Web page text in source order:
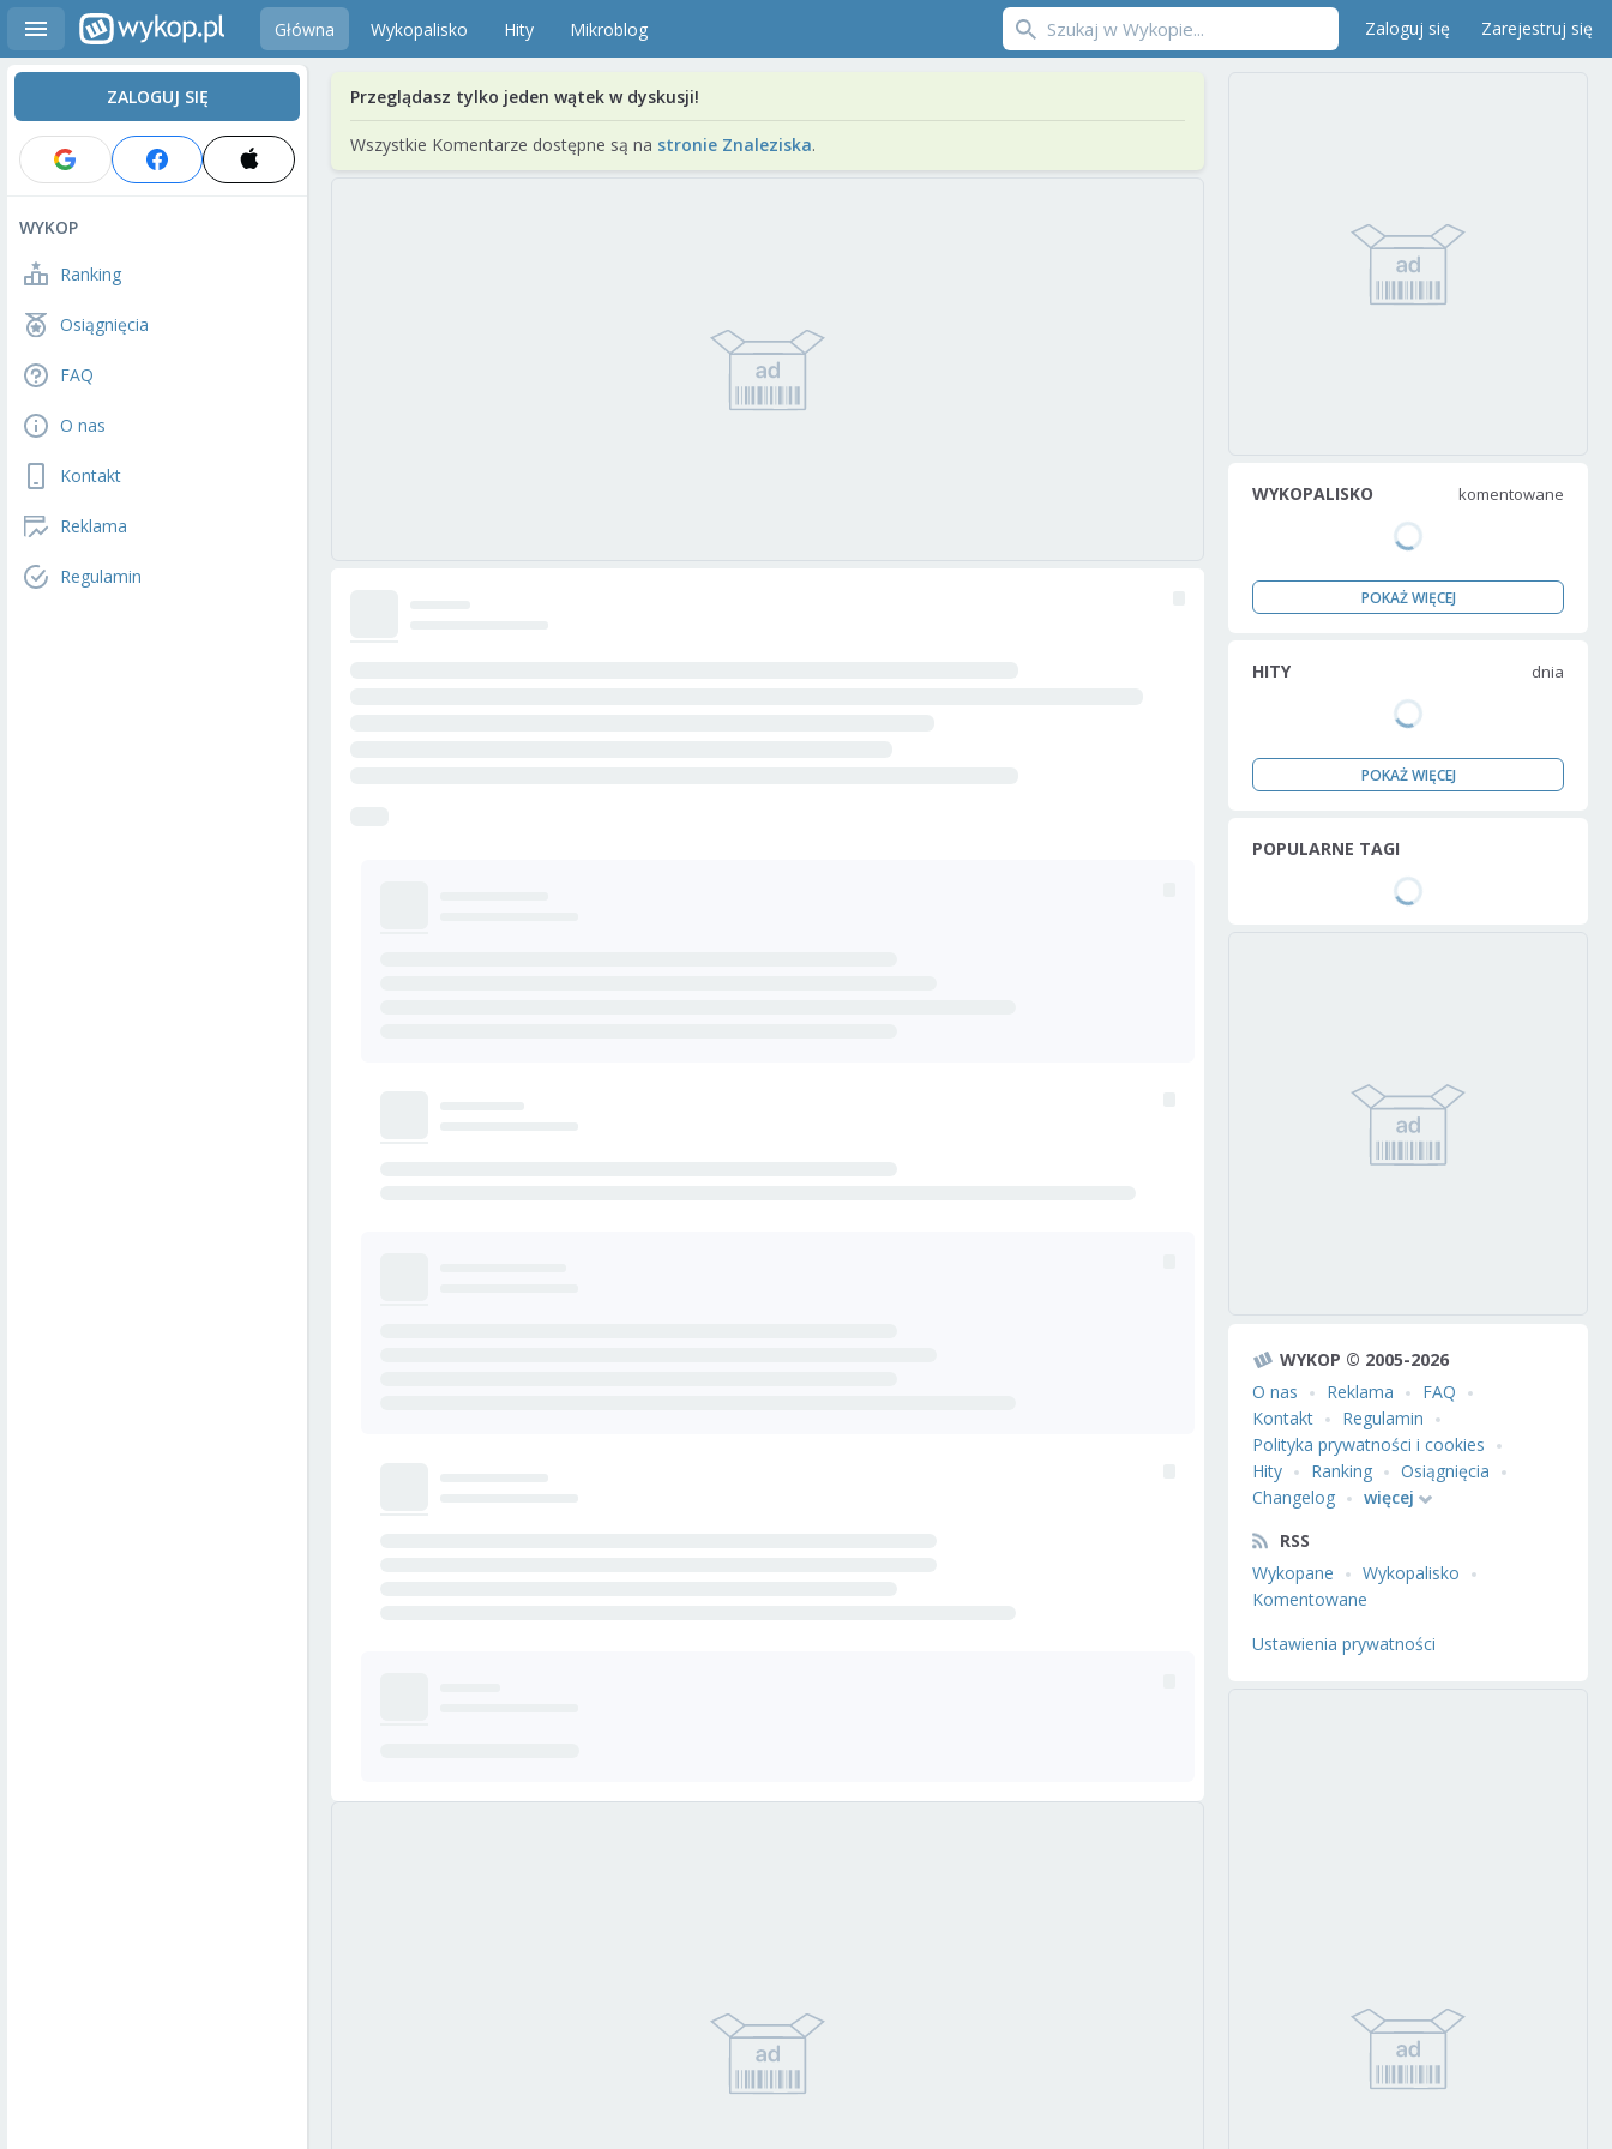
Główna Wykopalisko Hity Mikroblog Zaloguj się Zarejestruj się
ZALOGUJ SIĘ
WYKOP
Ranking
Osiągnięcia
FAQ
O nas
Kontakt
Reklama
Regulamin
Przeglądasz tylko jeden wątek w dyskusji!
Wszystkie Komentarze dostępne są na stronie Znaleziska.
WYKOPALISKO komentowane
POKAŻ WIĘCEJ
HITY dnia
POKAŻ WIĘCEJ
POPULARNE TAGI
WYKOP © 2005-2026
O nas
Reklama
FAQ
Kontakt
Regulamin
Polityka prywatności i cookies
Hity
Ranking
Osiągnięcia
Changelog
więcej
RSS
Wykopane
Wykopalisko
Komentowane
Ustawienia prywatności